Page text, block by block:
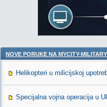
NOVE PORUKE NA MYCITY-MILITARY
Helikopteri u milicijskoj
Specijalna vojna operacija u